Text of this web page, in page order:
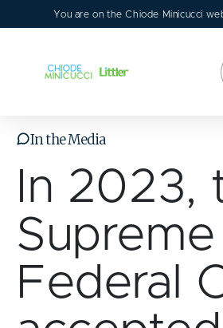
You are on the Chiode Minicucci
In the Media
In 2023,
Supreme
Federal